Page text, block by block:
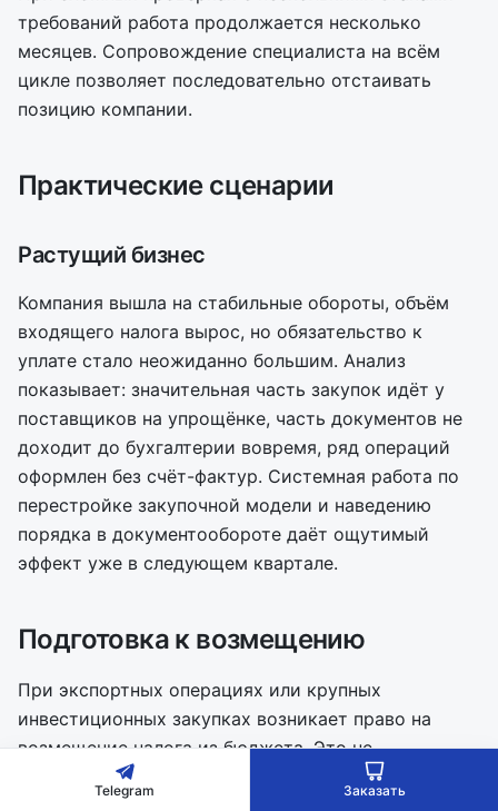
требований работа продолжается несколько
месяцев. Сопровождение специалиста на всём
цикле позволяет последовательно отстаивать
позицию компании.
Практические сценарии
Растущий бизнес
Компания вышла на стабильные обороты, объём
входящего налога вырос, но обязательство к
уплате стало неожиданно большим. Анализ
показывает: значительная часть закупок идёт у
поставщиков на упрощёнке, часть документов не
доходит до бухгалтерии вовремя, ряд операций
оформлен без счёт-фактур. Системная работа по
перестройке закупочной модели и наведению
порядка в документообороте даёт ощутимый
эффект уже в следующем квартале.
Подготовка к возмещению
При экспортных операциях или крупных
инвестиционных закупках возникает право на
возмещение налога из бюджета. Это не
автоматическая процедура: налоговая проверяет
каждую операцию с особой тщательностью, и без
Telegram Заказать